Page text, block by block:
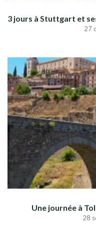
3 jours à Stuttgart et
27
Une journée à
28